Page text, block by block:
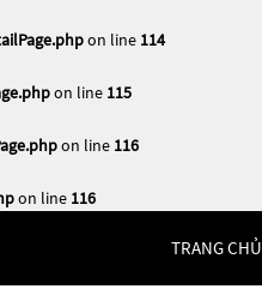
on line 114
on line 115
on line 116
on line 116
TRANG CHỦ